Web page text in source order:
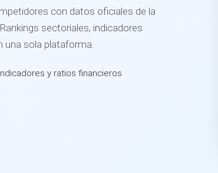
con datos oficiales de la
sectoriales, indicadores
una sola plataforma.
y ratios financieros